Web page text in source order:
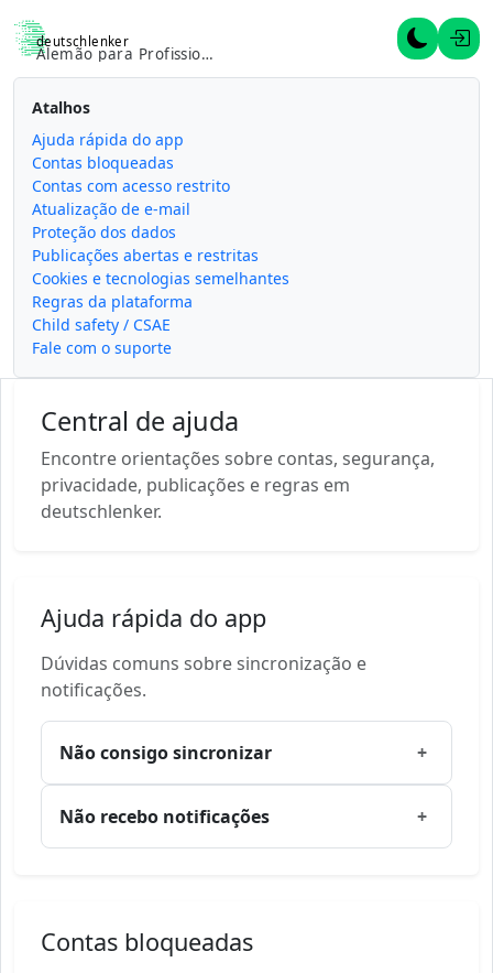
deutschlenker
Alemão para Profissionais Alternar
Atalhos
Ajuda rápida do app
Contas bloqueadas
Contas com acesso restrito
Atualização de e-mail
Proteção dos dados
Publicações abertas e restritas
Cookies e tecnologias semelhantes
Regras da plataforma
Child safety / CSAE
Fale com o suporte
Central de ajuda
Encontre orientações sobre contas, segurança,
privacidade, publicações e regras em
deutschlenker.
Ajuda rápida do app
Dúvidas comuns sobre sincronização e
notificações.
Não consigo sincronizar +
Não recebo notificações +
Contas bloqueadas